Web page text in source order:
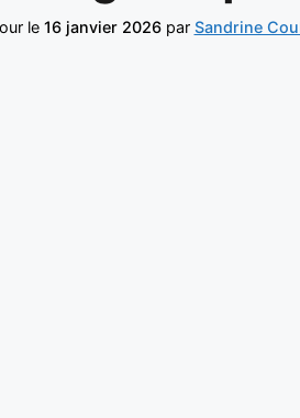
le 16 janvier 2026par Sandrine